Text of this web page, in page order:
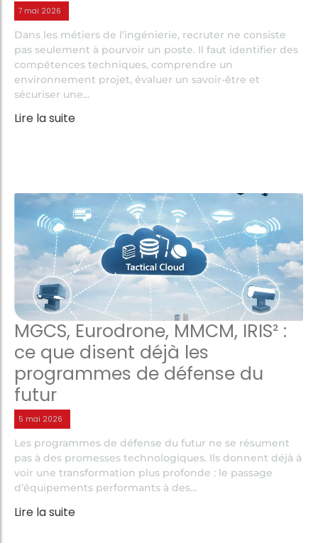
7 mai 2026
Dans les métiers de l’ingénierie, recruter ne consiste
pas seulement à pourvoir un poste. Il faut identifier des
compétences techniques, comprendre un
environnement projet, évaluer un savoir-être et
sécuriser une...
Lire la suite
MGCS, Eurodrone, MMCM, IRIS² :
ce que disent déjà les
programmes de défense du
futur
5 mai 2026
Les programmes de défense du futur ne se résument
pas à des promesses technologiques. Ils donnent déjà à
voir une transformation plus profonde : le passage
d’équipements performants à des...
Lire la suite